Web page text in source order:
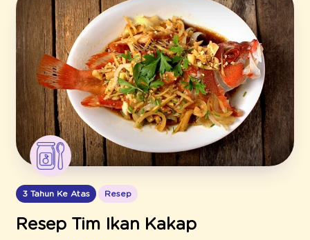
3 Tahun Ke Atas Resep
Resep Tim Ikan Kakap